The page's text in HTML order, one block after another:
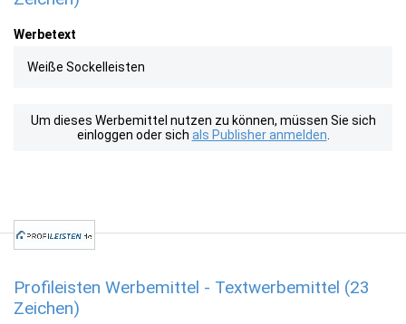
Werbetext
Weiße Sockelleisten
Um dieses Werbemittel nutzen zu können, müssen Sie sich
einloggen oder sich als Publisher anmelden
Profileisten Werbemittel - Textwerbemittel (23
Zeichen)